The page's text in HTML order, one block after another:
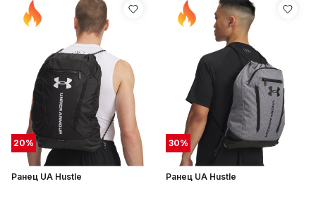
20%
Ранец UA Hustle
30%
Ранец UA Hustle